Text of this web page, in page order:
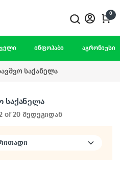
0
ინფოჰაბი აგრონიუსი
საქანელა
საქანელა
of 20 შედეგიდან